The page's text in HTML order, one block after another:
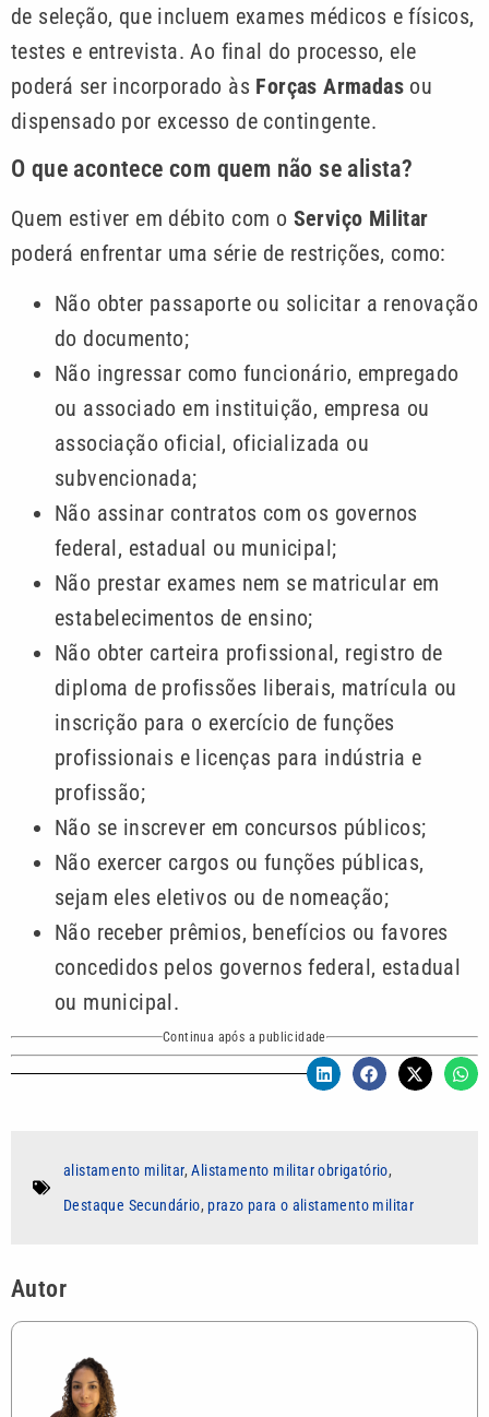
de seleção, que incluem exames médicos e físicos,
testes e entrevista. Ao final do processo, ele
poderá ser incorporado às Forças Armadas ou
dispensado por excesso de contingente.
O que acontece com quem não se alista?
Quem estiver em débito com o Serviço Militar
poderá enfrentar uma série de restrições, como:
Não obter passaporte ou solicitar a renovação
do documento;
Não ingressar como funcionário, empregado
ou associado em instituição, empresa ou
associação oficial, oficializada ou
subvencionada;
Não assinar contratos com os governos
federal, estadual ou municipal;
Não prestar exames nem se matricular em
estabelecimentos de ensino;
Não obter carteira profissional, registro de
diploma de profissões liberais, matrícula ou
inscrição para o exercício de funções
profissionais e licenças para indústria e
profissão;
Não se inscrever em concursos públicos;
Não exercer cargos ou funções públicas,
sejam eles eletivos ou de nomeação;
Não receber prêmios, benefícios ou favores
concedidos pelos governos federal, estadual
ou municipal.
Continua após a publicidade
alistamento militar,Alistamento militar obrigatório,
Destaque Secundário, prazo para o alistamento militar
Autor